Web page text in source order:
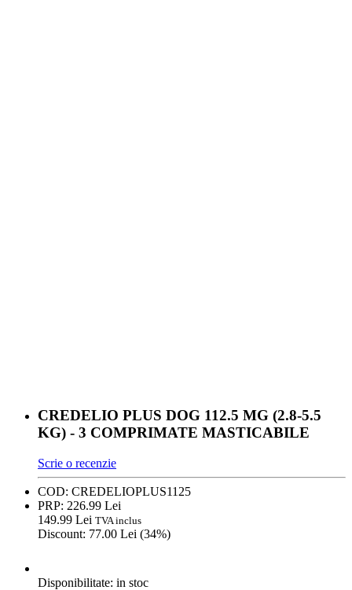
CREDELIO PLUS DOG 112.5 MG (2.8-5.5
KG) - 3 COMPRIMATE MASTICABILE
Scrie o recenzie
COD: CREDELIOPLUS1125
PRP: 226.99 Lei
149.99 Lei TVA inclus
Discount: 77.00 Lei (34%)
Disponibilitate: in stoc